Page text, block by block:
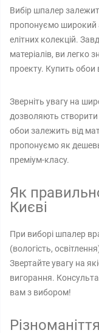
Вибір шпалер
пропонуємо широкий
елітних колекцій.
матеріалів, ви легко
проекту. Купить обои
Зверніть увагу на
дозволяють створити
обои залежить від
пропонуємо як
преміум-класу.
Як
Києві
При виборі шпалер
(вологість,
Звертайте увагу на
вигорання.
вам з вибором!